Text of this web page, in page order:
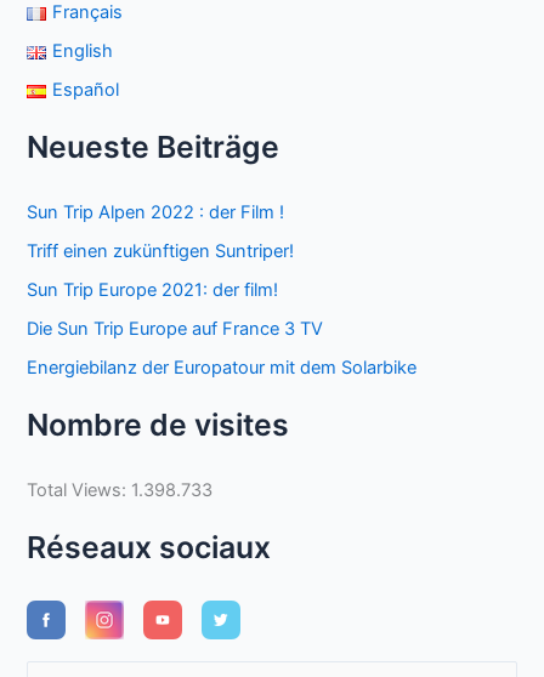
Français
English
Español
Neueste Beiträge
Sun Trip Alpen 2022 : der Film !
Triff einen zukünftigen Suntriper!
Sun Trip Europe 2021: der film!
Die Sun Trip Europe auf France 3 TV
Energiebilanz der Europatour mit dem Solarbike
Nombre de visites
Total Views: 1.398.733
Réseaux sociaux